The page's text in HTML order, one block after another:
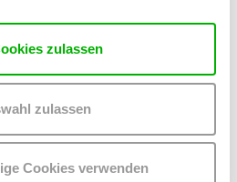
zulassen
zulassen
Cookies verwenden